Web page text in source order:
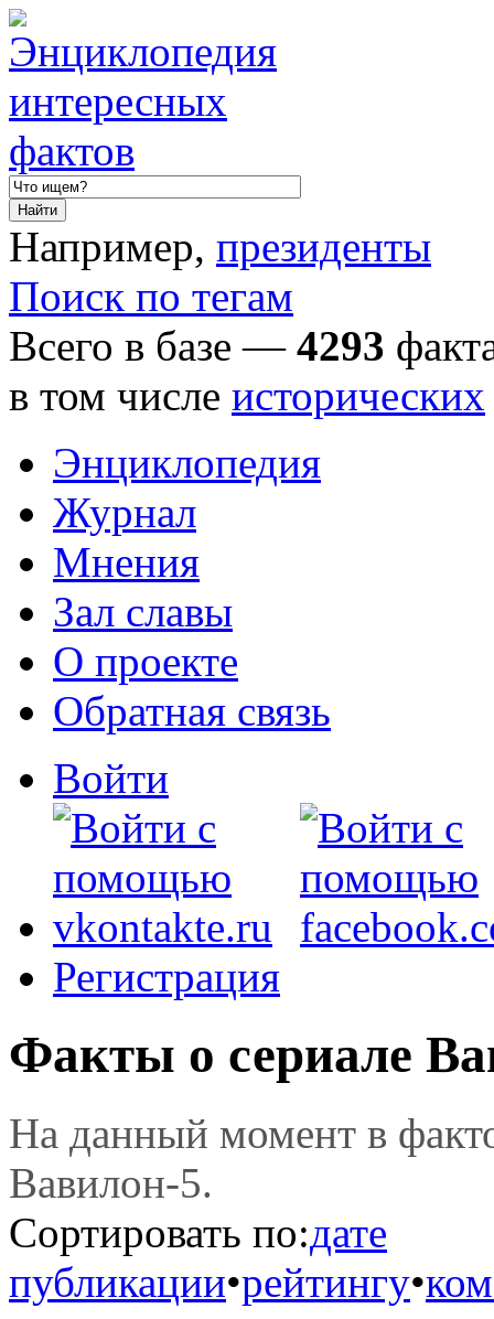
Например, президенты
Поиск по тегам
Всего в базе — 4293
в том числе исторических
Энциклопедия
Журнал
Мнения
Зал славы
О проекте
Обратная связь
Войти
Регистрация
Факты о сериале
На данный момент в
Вавилон-5.
Сортировать по:дате
публикации•рейтингу•